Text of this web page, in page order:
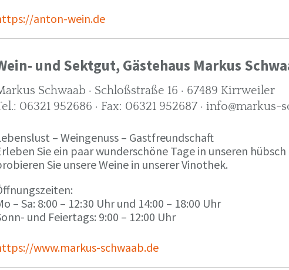
anton-wein.de
und Sektgut, Gästehaus Markus
Schwaab · Schloßstraße 16 · 67489 Kirrweiler
06321 952686 · Fax: 06321 952687 · info@markus-
– Weingenuss – Gastfreundschaft
Sie ein paar wunderschöne Tage in unseren
Sie unsere Weine in unserer Vinothek.
– Sa: 8:00 – 12:30 Uhr und 14:00 – 18:00 Uhr
und Feiertags: 9:00 – 12:00 Uhr
www.markus-schwaab.de